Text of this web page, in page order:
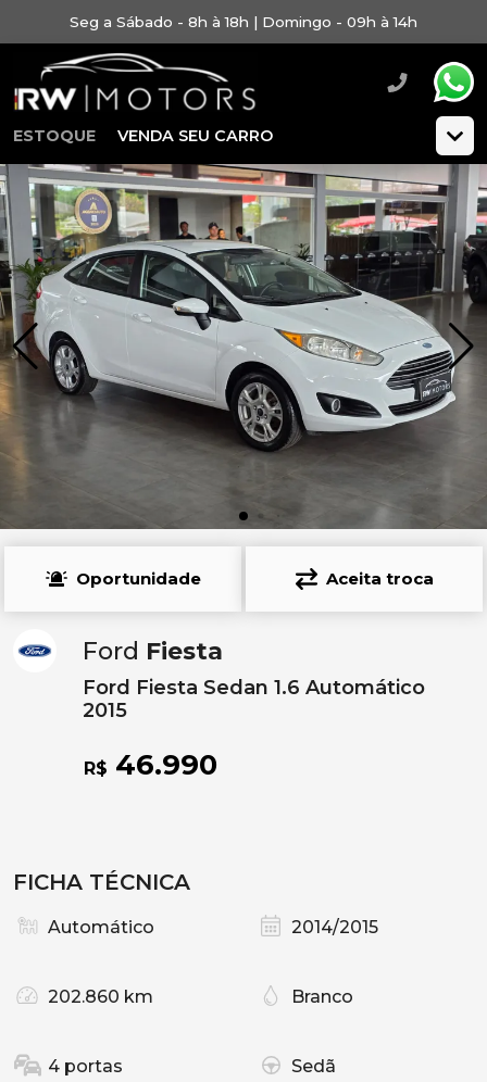
Seg a Sábado - 8h à 18h | Domingo - 09h à 14h
ESTOQUE VENDA SEU CARRO
Oportunidade Aceita troca
Ford Fiesta
Ford Fiesta Sedan 1.6 Automático
2015
R$ 46.990
FICHA TÉCNICA
Automático 2014/2015
202.860 km Branco
4 portas Sedã